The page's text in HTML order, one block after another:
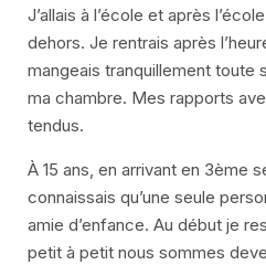
J’allais à l’école et après
dehors. Je rentrais après
mangeais tranquillement toute
ma chambre. Mes rapports
tendus.
À 15 ans, en arrivant en 3ème
connaissais qu’une seule
amie d’enfance. Au début je
petit à petit nous sommes